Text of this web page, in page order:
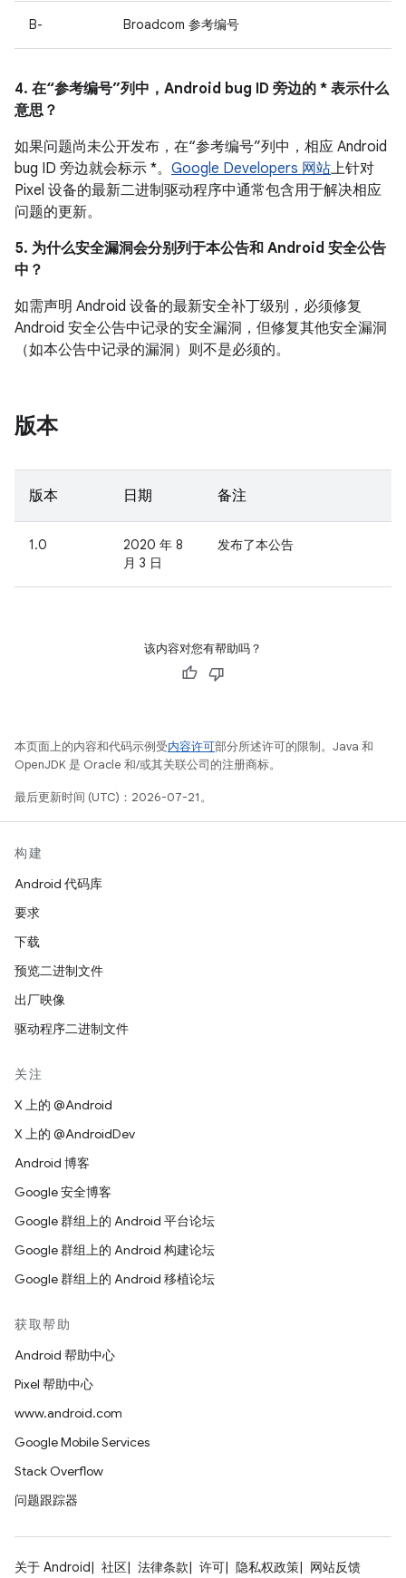
B- Broadcom 参考编号
4. 在“参考编号”列中，Android bug ID 旁边的 * 表示什么
意思？
如果问题尚未公开发布，在“参考编号”列中，相应 Android
bug ID 旁边就会标示 *。 Google Developers 网站上针对
Pixel 设备的最新二进制驱动程序中通常包含用于解决相应
问题的更新。
5. 为什么安全漏洞会分别列于本公告和 Android 安全公告
中？
如需声明 Android 设备的最新安全补丁级别，必须修复
Android 安全公告中记录的安全漏洞，但修复其他安全漏洞
（如本公告中记录的漏洞）则不是必须的。
版本
版本 日期 备注
1.0
2020 年 8
月 3 日
发布了本公告
该内容对您有帮助吗？
本页面上的内容和代码示例受内容许可部分所述许可的限制。Java 和
OpenJDK 是 Oracle 和/或其关联公司的注册商标。
最后更新时间 (UTC)：2026-07-21。
构建
Android 代码库
要求
下载
预览二进制文件
出厂映像
驱动程序二进制文件
关注
X 上的 @Android
X 上的 @AndroidDev
Android 博客
Google 安全博客
Google 群组上的 Android 平台论坛
Google 群组上的 Android 构建论坛
Google 群组上的 Android 移植论坛
获取帮助
Android 帮助中心
Pixel 帮助中心
www.android.com
Google Mobile Services
Stack Overflow
问题跟踪器
关于 Android 社区 法律条款 许可 隐私权政策
网站反馈